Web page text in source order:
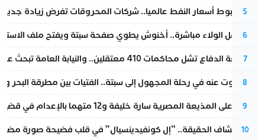
5
رغم هبوط أسعار النفط عالميا.. شركات المحروقات تفرض زيادة
6
بعد حفل الولاء مباشرة.. أخنوش يطوي صفحة سبتة ويفتح ملف
7
مقاطعة الدفاع تشل محاكمات 410 معتقلين.. والنيابة العامة تبحث عن حل قانوني
8
المسكوت عنه في رحلة المجهول إلى سبتة.. الفتيات بين مطرقة البحر
9
الحكم على المذيعة المصرية سارة خليفة و12 متهما بالإعدام في قضية هزت بلاد الفراعنة
10
بعد انكشاف الحقيقة.. “إل كونفيدينسيال” في قلب فضيحة صورة